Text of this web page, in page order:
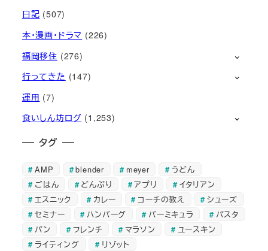
日記 (507)
本・漫画・ドラマ (226)
福岡移住 (276)
行ってきた (147)
運用 (7)
食いしん坊ログ (1,253)
タグ
AMP blender meyer
うどん
ごはん
どんぶり アプリ
イタリアン
エスニック
カレー コーチの教え
シューズ
セミナー
ハンバーグ バーミキュラ
パスタ
パン
フレンチ マラソン
ユースキン
ライティング
リゾット